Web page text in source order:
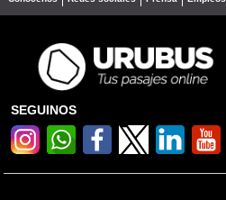
SEGUINOS